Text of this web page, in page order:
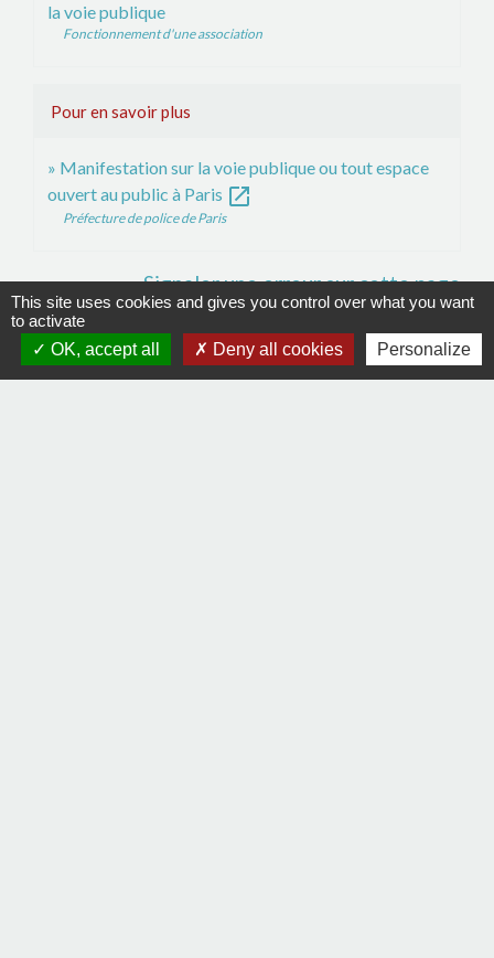
la voie publique
Fonctionnement d'une association
Pour en savoir plus
Manifestation sur la voie publique ou tout espace
ouvert au public à Paris open_in_new
Préfecture de police de Paris
Signaler une erreur sur cette page
This site uses cookies and gives you control over what you want
to activate
OK, accept all
Deny all cookies Personalize